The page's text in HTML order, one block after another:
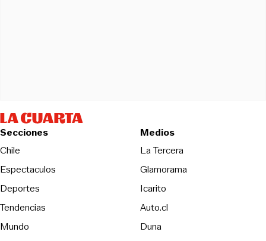
Secciones
Chile
Espectaculos
Deportes
Tendencias
Mundo
Medios
La TerceraOpens in new
Glamorama
Icarito
Auto.cl
DunaOpens in new window